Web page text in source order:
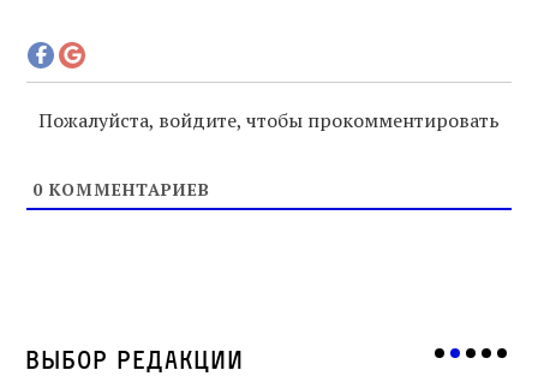
Пожалуйста, войдите, чтобы прокомментировать
0 КОММЕНТАРИЕВ
Выбор редакции